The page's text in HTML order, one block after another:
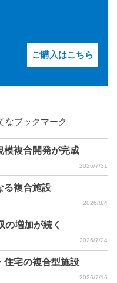
ご購入はこちら
なブックマーク
模複合開発が完成
2026/7/31
る複合施設
2026/8/4
の増加が続く
2026/7/24
住宅の複合型施設
2026/7/16